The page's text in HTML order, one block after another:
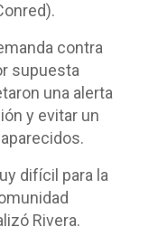
contra
supuesta
una alerta
y evitar un
difícil para la
Rivera.